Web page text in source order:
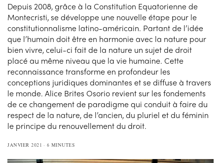
Depuis 2008, grâce à la Constitution Equatorienne de
Montecristi, se développe une nouvelle étape pour le
constitutionnalisme latino-américain. Partant de l’idée
que l’humain doit être en harmonie avec la nature pour
bien vivre, celui-ci fait de la nature un sujet de droit
placé au même niveau que la vie humaine. Cette
reconnaissance transforme en profondeur les
conceptions juridiques dominantes et se diffuse à travers
le monde. Alice Brites Osorio revient sur les fondements
de ce changement de paradigme qui conduit à faire du
respect de la nature, de l’ancien, du pluriel et du féminin
le principe du renouvellement du droit.
JANVIER 2021 6 MINUTES